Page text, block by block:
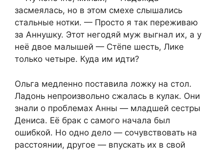
засмеялась, но в этом смехе слышались
стальные нотки. — Просто я так переживаю
за Аннушку. Этот негодяй муж выгнал их, а у
неё двое малышей — Стёпе шесть, Лике
только четыре. Куда им идти?
Ольга медленно поставила ложку на стол.
Ладонь непроизвольно сжалась в кулак. Они
знали о проблемах Анны — младшей сестры
Дениса. Её брак с самого начала был
ошибкой. Но одно дело — сочувствовать на
расстоянии, другое — впускать их в свой